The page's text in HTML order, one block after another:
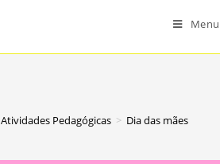
Menu
Atividades Pedagógicas > Dia das mães